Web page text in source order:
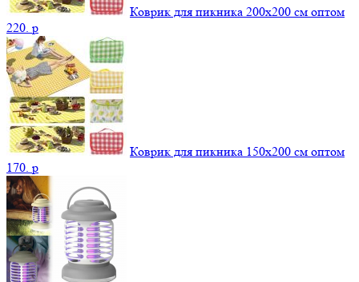
Коврик для пикника 200х200 см оптом
220. p
Коврик для пикника 150х200 см оптом
170. p